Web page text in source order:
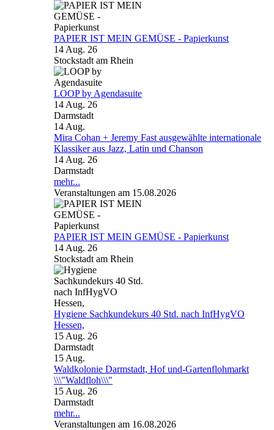
PAPIER IST MEIN GEMÜSE - Papierkunst
14 Aug. 26
Stockstadt am Rhein
LOOP by Agendasuite
14 Aug. 26
Darmstadt
14 Aug.
Mira Cohan + Jeremy Fast ausgewählte internationale
Klassiker aus Jazz, Latin und Chanson
14 Aug. 26
Darmstadt
mehr...
Veranstaltungen am 15.08.2026
PAPIER IST MEIN GEMÜSE - Papierkunst
14 Aug. 26
Stockstadt am Rhein
Hygiene Sachkundekurs 40 Std. nach InfHygVO
Hessen,
15 Aug. 26
Darmstadt
15 Aug.
Waldkolonie Darmstadt, Hof und-Gartenflohmarkt
\\\"Waldfloh\\\"
15 Aug. 26
Darmstadt
mehr...
Veranstaltungen am 16.08.2026